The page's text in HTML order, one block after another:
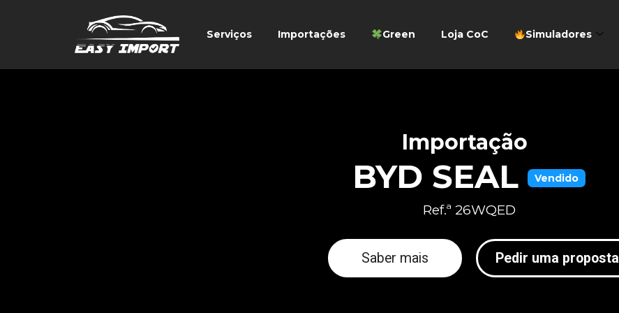
Serviços Importações Green Loja CoC Simuladores
Importação
BYD SEAL Vendido
Ref.ª 26WQED
Saber mais Pedir uma proposta